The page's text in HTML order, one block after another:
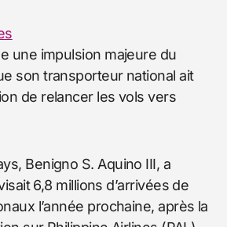
une impulsion majeure du
son transporteur national ait
de relancer les vols vers
Benigno S. Aquino III, a
6,8 millions d’arrivées de
l’année prochaine, après la